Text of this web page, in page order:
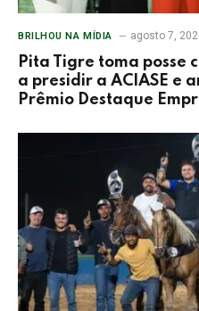
BRILHOU NA MÍDIA agosto 7,
Pita Tigre toma posse
a presidir a ACIASE e
Prêmio Destaque